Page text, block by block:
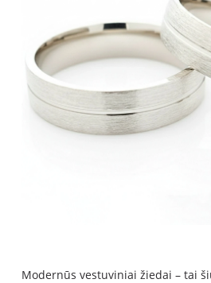
Modernūs vestuviniai žiedai – tai